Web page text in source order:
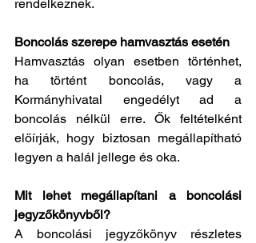
rendelkeznek.
Boncolás szerepe hamvasztás esetén
Hamvasztás olyan esetben történhet,
ha történt boncolás, vagy a
Kormányhivatal engedélyt ad a
boncolás nélkül erre. Ők feltételként
előírják, hogy biztosan megállapítható
legyen a halál jellege és oka.
Mit lehet megállapítani a boncolási
jegyzőkönyvből?
A boncolási jegyzőkönyv részletes